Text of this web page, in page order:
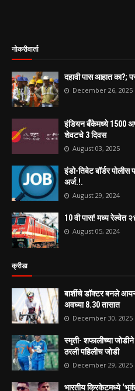
नोकरीवार्ता
दहावी पास आहात का?;
December 26, 2025
इंडियन बँकेमध्ये 1500
शेवटचे 3 दिवस
August 03, 2025
इंडो-तिबेट बॉर्डर
अर्ज.!.
August 29, 2024
10 वी पास! मध्य रेल्वेत
August 05, 2024
क्रीडा
बार्शीचे डॉक्टर बनले
अवघ्या 8.30 तासात
December 30, 2025
स्मृती- शफालीच्या
ठरली पहिलीच जोडी
December 29, 2025
भारतीय क्रिकेटमध्ये